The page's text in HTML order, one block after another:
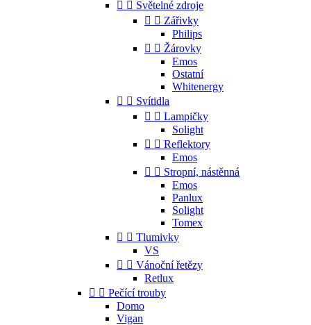
  Světelné zdroje
  Zářivky
Philips
  Žárovky
Emos
Ostatní
Whitenergy
  Svítidla
  Lampičky
Solight
  Reflektory
Emos
  Stropní, nástěnná
Emos
Panlux
Solight
Tomex
  Tlumivky
VS
  Vánoční řetězy
Retlux
  Pečící trouby
Domo
Vigan